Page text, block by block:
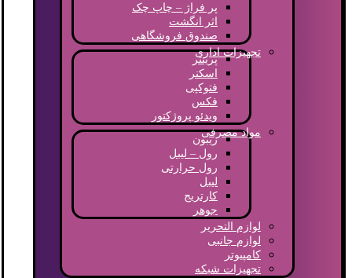
پر فراژ – چاپ چک
اثر انگشت
صندوق فروشگاهی
تجهیزات اداری
پرینتر
اسکنر
فتوکپی
فکس
ویدئو پروژکتور
مواد مصرفی
ریبون
رول – لیبل
رول حرارتی
لیبل
کارتریج
جوهر
لوازم التحریر
لوازم جانبی
کامپیوتر
تجهیزات شبکه